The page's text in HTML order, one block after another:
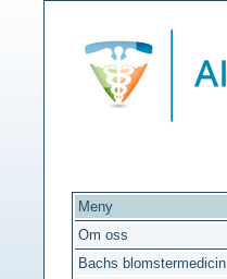
Meny
Om oss
Bachs blomstermedicin